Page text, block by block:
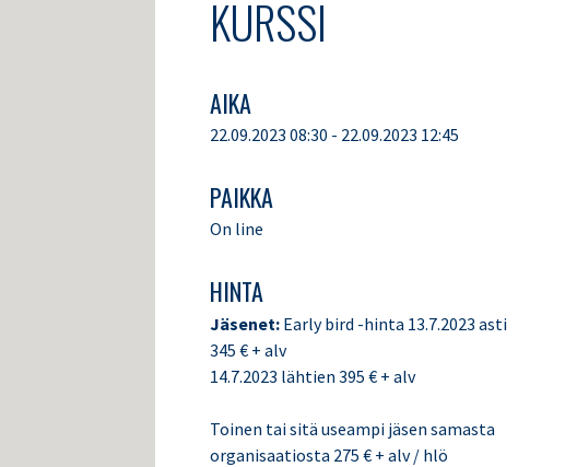
KURSSI
AIKA
22.09.2023 08:30 - 22.09.2023 12:45
PAIKKA
On line
HINTA
Jäsenet: Early bird -hinta 13.7.2023 asti
345 € + alv
14.7.2023 lähtien 395 € + alv
Toinen tai sitä useampi jäsen samasta
organisaatiosta 275 € + alv / hlö